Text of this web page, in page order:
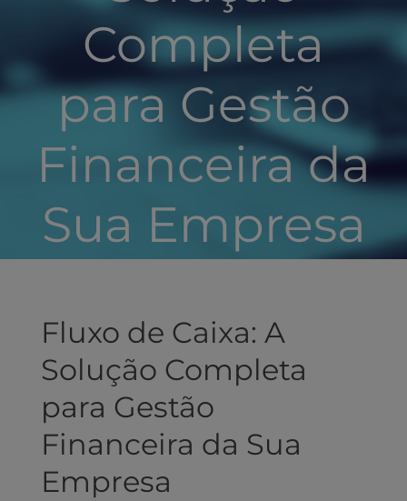
Completa
para Gestão
Financeira da
Sua Empresa
Fluxo de Caixa: A
Solução Completa
para Gestão
Financeira da Sua
Empresa